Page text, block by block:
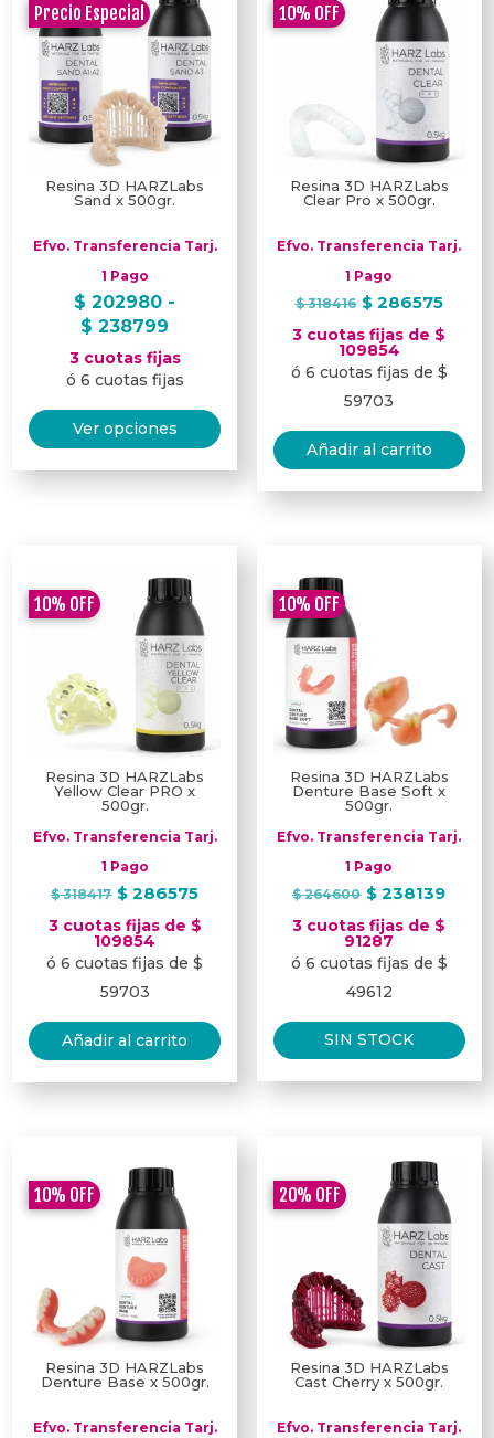
Precio Especial
Resina 3D HARZLabs
Sand x 500gr.
Efvo. Transferencia Tarj.
1 Pago
$ 202980 -
$ 238799
de
precios:
$ 202980
hasta
$ 238799
3 cuotas fijas
ó 6 cuotas fijas
Ver opciones
producto
múltiples
10% OFF
Resina 3D HARZLabs
Clear Pro x 500gr.
Efvo. Transferencia Tarj.
1 Pago
$318416 El
precio
original
era:
$ 318416.
$286575El
es:
3 cuotas fijas de $
109854
ó 6 cuotas fijas de $
59703
Añadir al carrito
10% OFF
Resina 3D HARZLabs
Yellow Clear PRO x
500gr.
Efvo. Transferencia Tarj.
1 Pago
$318417 El
precio
original
era:
$ 318417.
$ 286575El
precio
es:
3 cuotas fijas de $
109854
ó 6 cuotas fijas de $
59703
Añadir al carrito
10% OFF
Resina 3D HARZLabs
Denture Base Soft x
500gr.
Efvo. Transferencia Tarj.
1 Pago
$264600 El
precio
original
era:
$ 264600.
$ 238139El
es:
3 cuotas fijas de $
91287
ó 6 cuotas fijas de $
49612
SIN STOCK
10% OFF
Resina 3D HARZLabs
Denture Base x 500gr.
Efvo. Transferencia Tarj.
20% OFF
Resina 3D HARZLabs
Cast Cherry x 500gr.
Efvo. Transferencia Tarj.